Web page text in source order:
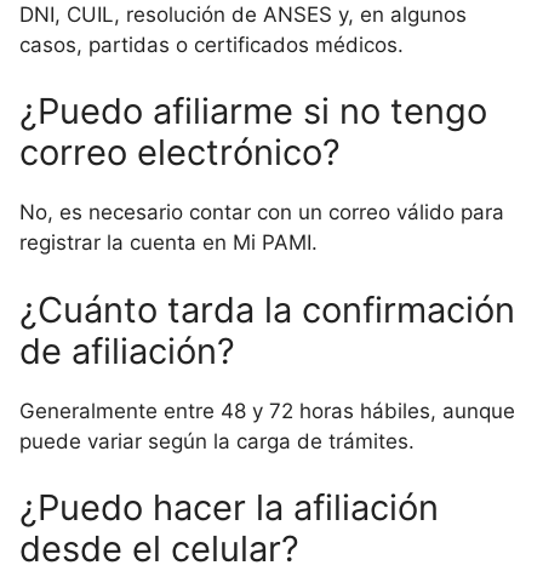
DNI, CUIL, resolución de ANSES y, en algunos
casos, partidas o certificados médicos.
¿Puedo afiliarme si no tengo
correo electrónico?
No, es necesario contar con un correo válido para
registrar la cuenta en Mi PAMI.
¿Cuánto tarda la confirmación
de afiliación?
Generalmente entre 48 y 72 horas hábiles, aunque
puede variar según la carga de trámites.
¿Puedo hacer la afiliación
desde el celular?